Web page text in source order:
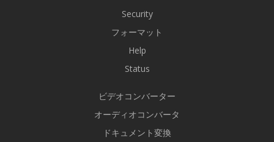
Security
フォーマット
Help
Status
ビデオコンバーター
オーディオコンバータ
ドキュメント変換